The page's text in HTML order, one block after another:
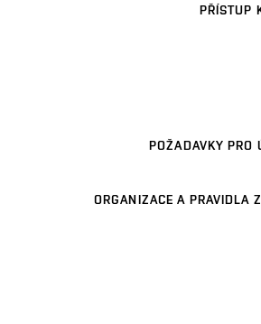
PŘÍSTUP
POŽADAVKY PRO
ORGANIZACE A PRAVIDLA